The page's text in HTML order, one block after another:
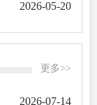
2026-05-20
更多>>
2026-07-14